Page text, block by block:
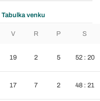
Tabulka venku
V R P S
19 2 5 52 : 20
17 7 2 48 : 21